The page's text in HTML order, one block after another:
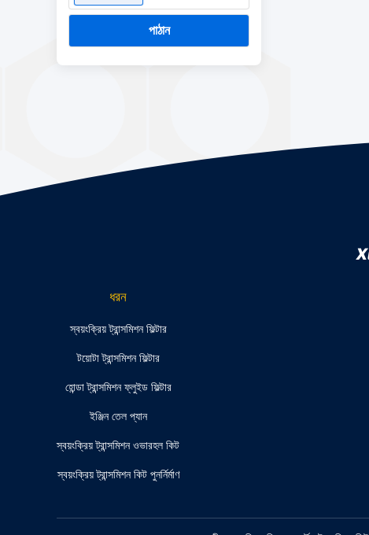
পাঠান
ধরন
স্বয়ংক্রিয় ট্রান্সমিশন ফিল্টার
টয়োটা ট্রান্সমিশন ফিল্টার
হোন্ডা ট্রান্সমিশন ফ্লুইড ফিল্টার
ইঞ্জিন তেল প্যান
স্বয়ংক্রিয় ট্রান্সমিশন ওভারহল কিট
স্বয়ংক্রিয় ট্রান্সমিশন কিট পুনর্নির্মাণ